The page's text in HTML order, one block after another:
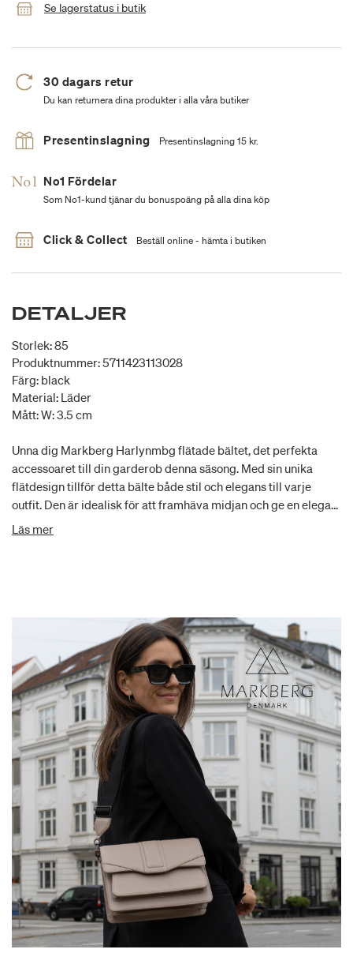
Se lagerstatus i butik
30 dagars retur
Du kan returnera dina produkter i alla våra butiker
Presentinslagning Presentinslagning 15 kr.
No1 Fördelar
Som No1-kund tjänar du bonuspoäng på alla dina köp
Click & Collect Beställ online - hämta i butiken
DETALJER
Storlek: 85
Produktnummer: 5711423113028
Färg: black
Material: Läder
Mått: W: 3.5 cm
Unna dig Markberg Harlynmbg flätade bältet, det perfekta
accessoaret till din garderob denna säsong. Med sin unika
flätdesign tillför detta bälte både stil och elegans till varje
outfit. Den är idealisk för att framhäva midjan och ge en elegant
touch till både vardags- och festkläder. Kvaliteten är
Läs mer